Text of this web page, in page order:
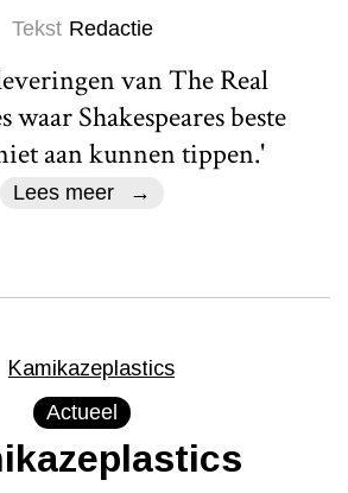
Tekst Redactie
van The Real
waar Shakespeares beste
aan kunnen tippen.'
Lees meer
Actueel